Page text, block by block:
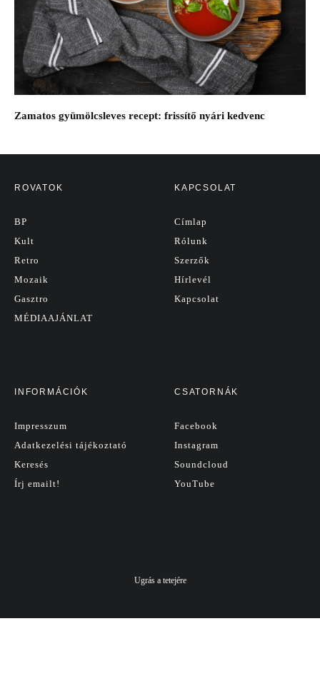
Zamatos gyümölcsleves recept: frissítő nyári kedvenc
ROVATOK
BP
Kult
Retro
Mozaik
Gasztro
MÉDIAAJÁNLAT
KAPCSOLAT
Címlap
Rólunk
Szerzők
Hírlevél
Kapcsolat
INFORMÁCIÓK
Impresszum
Adatkezelési tájékoztató
Keresés
Írj emailt!
CSATORNÁK
Facebook
Instagram
Soundcloud
YouTube
Ugrás a tetejére